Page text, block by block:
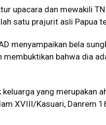
upacara dan mewakili
satu prajurit asli Papua
menyampaikan bela
membuktikan bahwa dia
yang merupakan
XVIII/Kasuari, Danrem